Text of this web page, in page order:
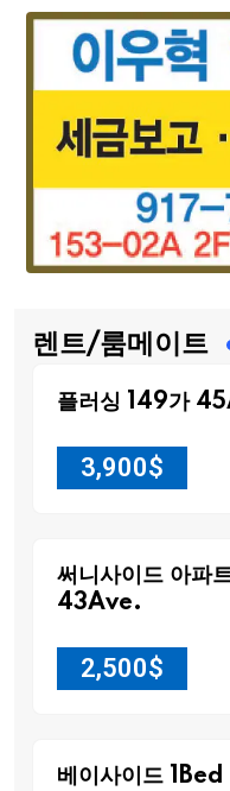
렌트/룸메이트
플러싱 149가
3,900$
써니사이드 아
43Ave.
2,500$
베이사이드